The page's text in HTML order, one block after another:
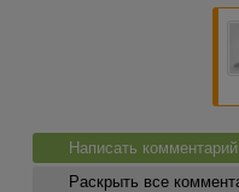
Написать комментарий
Раскрыть все